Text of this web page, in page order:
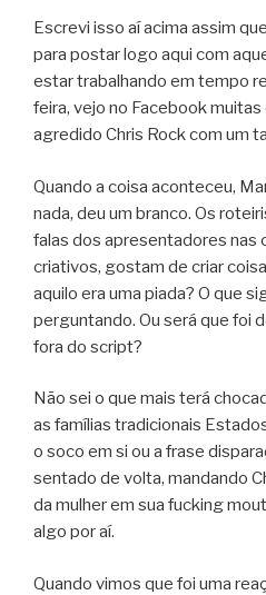
Escrevi isso aí acima assim
para postar logo aqui com
estar trabalhando em tempo
feira, vejo no Facebook
agredido Chris Rock com um
Quando a coisa aconteceu,
nada, deu um branco. Os
falas dos apresentadores nas
criativos, gostam de criar
aquilo era uma piada? O que
perguntando. Ou será que foi
fora do script?
Não sei o que mais terá
as famílias tradicionais
o soco em si ou a frase
sentado de volta, mandando
da mulher em sua fucking
algo por aí.
Quando vimos que foi uma